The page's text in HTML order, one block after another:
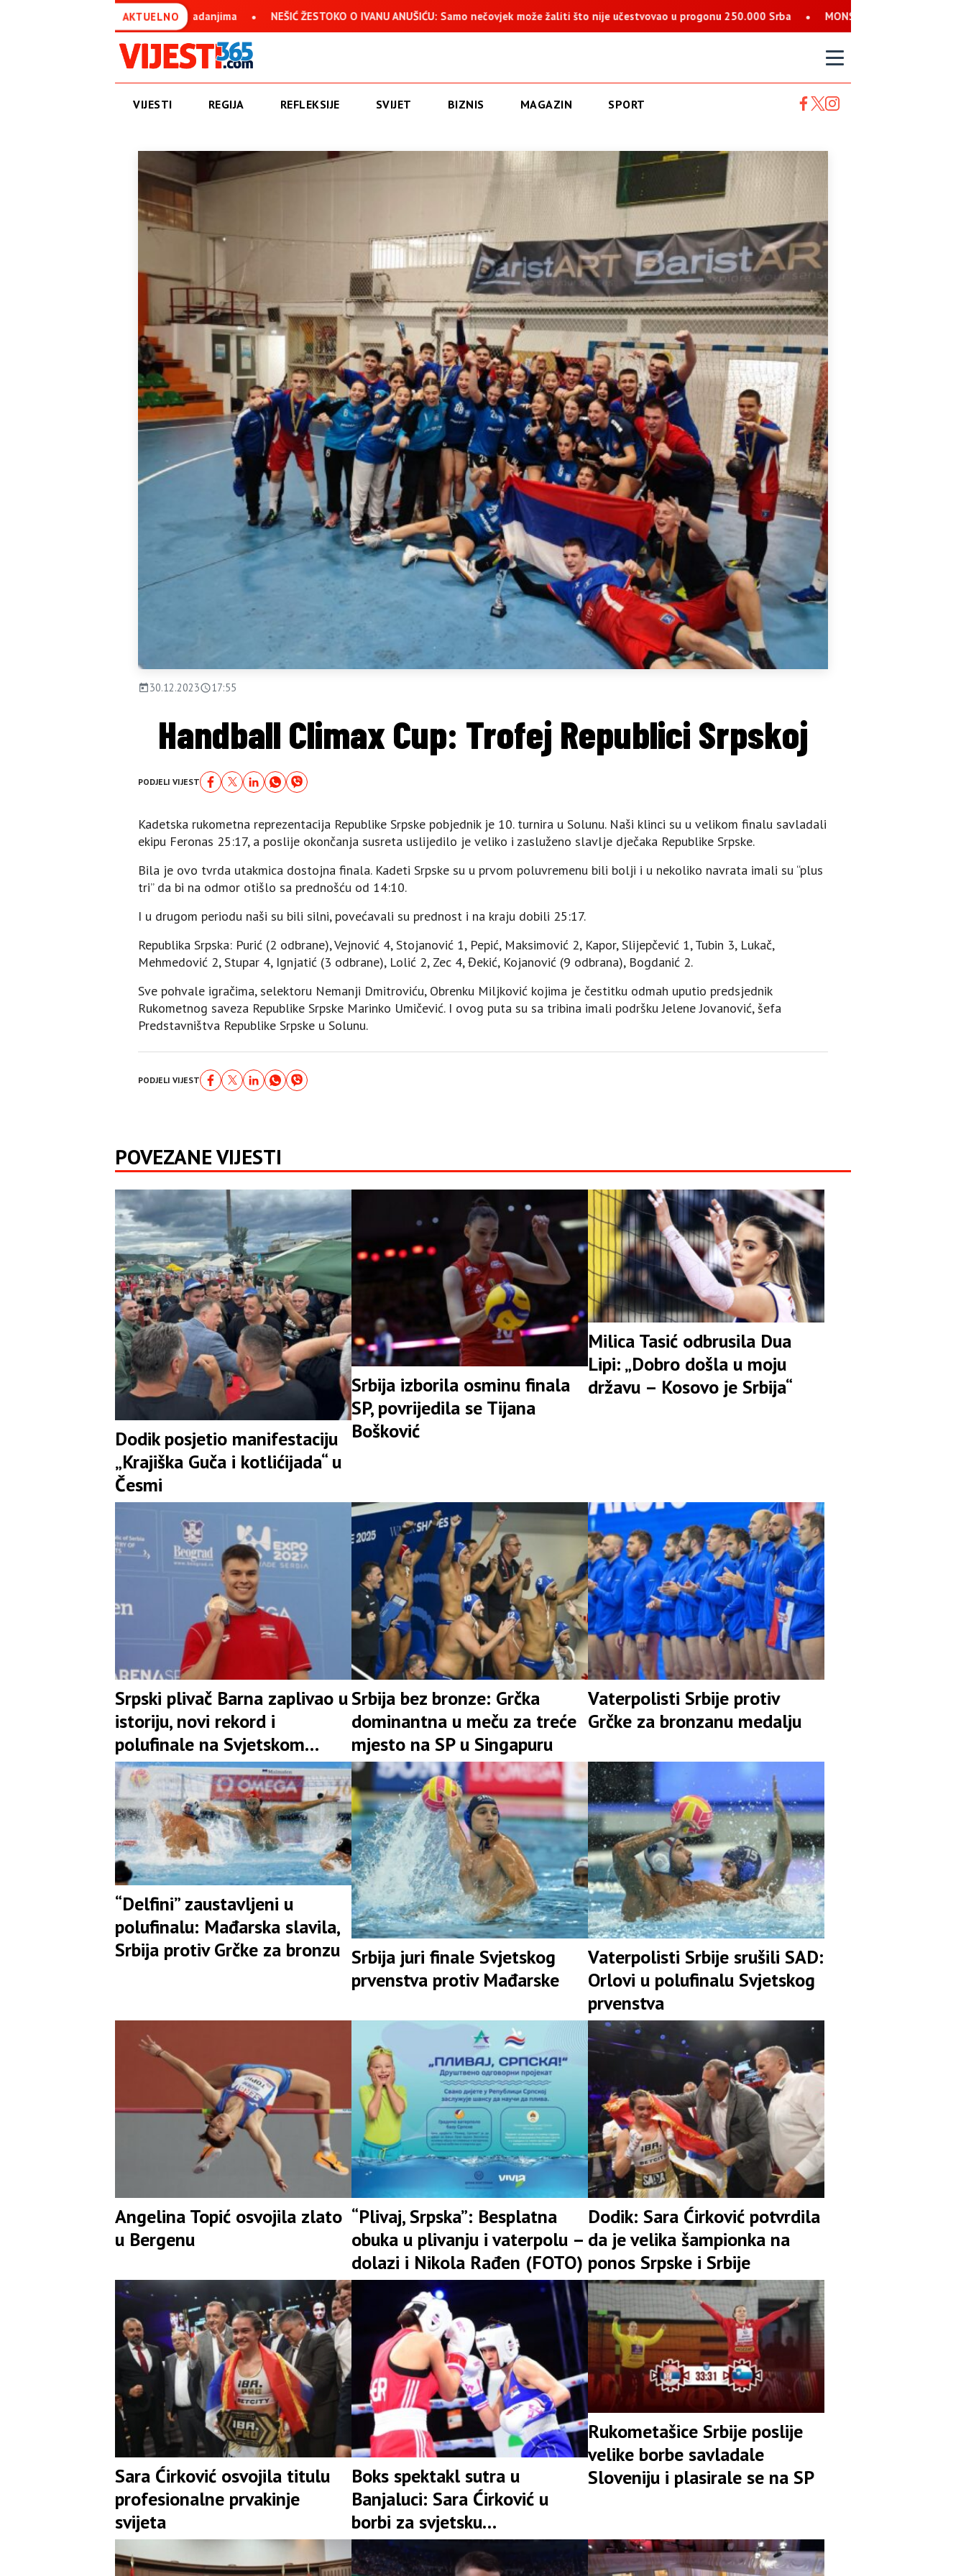
AKTUELNO
svim stradanjima NEŠIĆ ŽESTOKO O IVANU ANUŠIĆU: Samo nečovjek može žaliti što nije učestvovao u progonu 250.000 Srba MONSTRUOZNE PRIJETNJE SRBIMA: Nalog koji
VIJESTI REGIJA REFLEKSIJE SVIJET BIZNIS MAGAZIN SPORT
30.12.2023 17:55
Handball Climax Cup: Trofej Republici Srpskoj
PODJELI VIJEST
Kadetska rukometna reprezentacija Republike Srpske pobjednik je 10. turnira u Solunu. Naši klinci su u velikom finalu savladali
ekipu Feronas 25:17, a poslije okončanja susreta uslijedilo je veliko i zasluženo slavlje dječaka Republike Srpske.
Bila je ovo tvrda utakmica dostojna finala. Kadeti Srpske su u prvom poluvremenu bili bolji i u nekoliko navrata imali su “plus
tri” da bi na odmor otišlo sa prednošću od 14:10.
I u drugom periodu naši su bili silni, povećavali su prednost i na kraju dobili 25:17.
Republika Srpska: Purić (2 odbrane), Vejnović 4, Stojanović 1, Pepić, Maksimović 2, Kapor, Slijepčević 1, Tubin 3, Lukač,
Mehmedović 2, Stupar 4, Ignjatić (3 odbrane), Lolić 2, Zec 4, Đekić, Kojanović (9 odbrana), Bogdanić 2.
Sve pohvale igračima, selektoru Nemanji Dmitroviću, Obrenku Miljković kojima je čestitku odmah uputio predsjednik
Rukometnog saveza Republike Srpske Marinko Umičević. I ovog puta su sa tribina imali podršku Јelene Јovanović, šefa
Predstavništva Republike Srpske u Solunu.
PODJELI VIJEST
POVEZANE VIJESTI
Dodik posjetio manifestaciju
„Krajiška Guča i kotlićijada“ u
Česmi
Srbija izborila osminu finala
SP, povrijedila se Tijana
Bošković
Milica Tasić odbrusila Dua
Lipi: „Dobro došla u moju
državu – Kosovo je Srbija“
Srpski plivač Barna zaplivao u
istoriju, novi rekord i
polufinale na Svjetskom
prvenstvu
Srbija bez bronze: Grčka
dominantna u meču za treće
mjesto na SP u Singapuru
Vaterpolisti Srbije protiv
Grčke za bronzanu medalju
“Delfini” zaustavljeni u
polufinalu: Mađarska slavila,
Srbija protiv Grčke za bronzu Srbija juri finale Svjetskog
prvenstva protiv Mađarske
Vaterpolisti Srbije srušili SAD:
Orlovi u polufinalu Svjetskog
prvenstva
Angelina Topić osvojila zlato
u Bergenu
“Plivaj, Srpska”: Besplatna
obuka u plivanju i vaterpolu –
dolazi i Nikola Rađen (FOTO)
Dodik: Sara Ćirković potvrdila
da je velika šampionka na
ponos Srpske i Srbije
Sara Ćirković osvojila titulu
profesionalne prvakinje
svijeta
Boks spektakl sutra u
Banjaluci: Sara Ćirković u
borbi za svjetsku
profesionalnu titulu
Rukometašice Srbije poslije
velike borbe savladale
Sloveniju i plasirale se na SP